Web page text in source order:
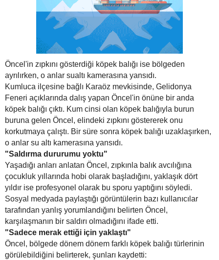
Öncel'in zıpkını gösterdiği köpek balığı ise bölgeden
ayrılırken, o anlar sualtı kamerasına yansıdı.
Kumluca ilçesine bağlı Karaöz mevkisinde, Gelidonya
Feneri açıklarında dalış yapan Öncel'in önüne bir anda
köpek balığı çıktı. Kum cinsi olan köpek balığıyla burun
buruna gelen Öncel, elindeki zıpkını göstererek onu
korkutmaya çalıştı. Bir süre sonra köpek balığı uzaklaşırken,
o anlar su altı kamerasına yansıdı.
"Saldırma dururumu yoktu"
Yaşadığı anları anlatan Öncel, zıpkınla balık avcılığına
çocukluk yıllarında hobi olarak başladığını, yaklaşık dört
yıldır ise profesyonel olarak bu sporu yaptığını söyledi.
Sosyal medyada paylaştığı görüntülerin bazı kullanıcılar
tarafından yanlış yorumlandığını belirten Öncel,
karşılaşmanın bir saldırı olmadığını ifade etti.
"Sadece merak ettiği için yaklaştı"
Öncel, bölgede dönem dönem farklı köpek balığı türlerinin
görülebildiğini belirterek, şunları kaydetti: